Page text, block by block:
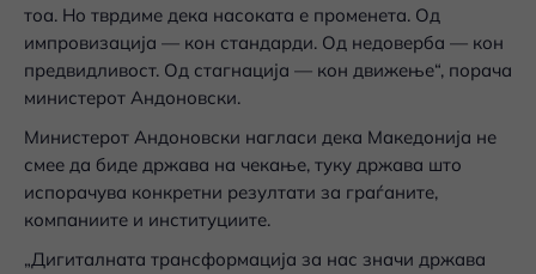
тоа. Но тврдиме дека насоката е променета. Од
импровизација — кон стандарди. Од недоверба — кон
предвидливост. Од стагнација — кон движење“, порача
министерот Андоновски.
Министерот Андоновски нагласи дека Македонија не
смее да биде држава на чекање, туку држава што
испорачува конкретни резултати за граѓаните,
компаниите и институциите.
„Дигиталната трансформација за нас значи држава